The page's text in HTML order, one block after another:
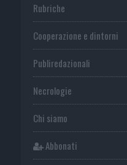
Rubriche
Cooperazione e dintorni
Publiredazionali
Necrologie
Chi siamo
Abbonati